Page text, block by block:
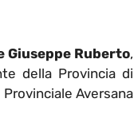
Giuseppe Ruberto,
della Provincia di
Aversana